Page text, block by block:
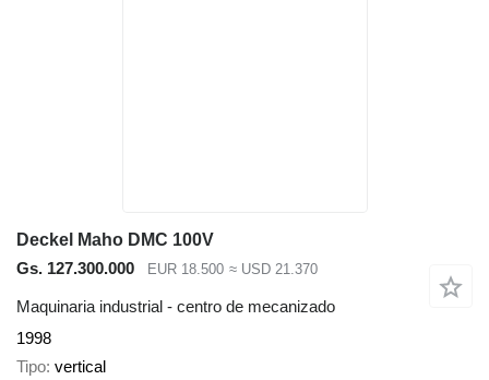
Deckel Maho DMC 100V
Gs. 127.300.000
EUR 18.500 ≈ USD 21.370
Maquinaria industrial - centro de mecanizado
1998
Tipo vertical